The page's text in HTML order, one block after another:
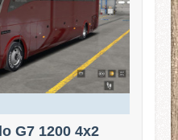
G7 1200 4x2